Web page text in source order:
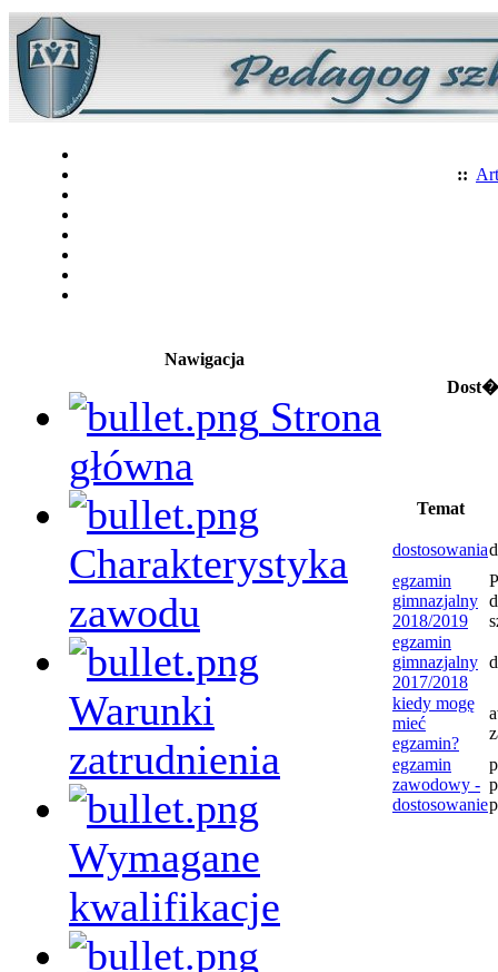
::
Nawigacja
Strona
główna
Charakterystyka
zawodu
Warunki
zatrudnienia
Wymagane
kwalifikacje
Temat
dostosowania
egzamin
gimnazjalny
2018/2019
egzamin
gimnazjalny
2017/2018
kiedy mogę
mieć
egzamin?
egzamin
zawodowy -
dostosowanie